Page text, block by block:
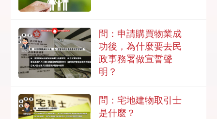
問：申請購買物業成
功後，為什麼要去民
政事務署做宣誓聲
明？
問：宅地建物取引士
是什麼？